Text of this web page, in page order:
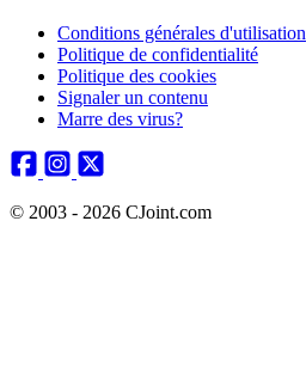
Conditions générales d'utilisation
Politique de confidentialité
Politique des cookies
Signaler un contenu
Marre des virus?
© 2003 - 2026 CJoint.com